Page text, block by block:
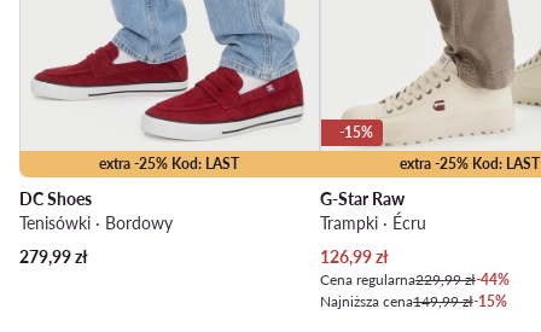
extra -25% Kod: LAST
DC Shoes
Tenisówki · Bordowy
279,99zł
extra -25% Kod: LAST
-15%
G-Star Raw
Trampki · Écru
Aktualna cena
126,99zł
Cena regularna229,99 zł-44%
Najniższa cena149,99 zł-15%